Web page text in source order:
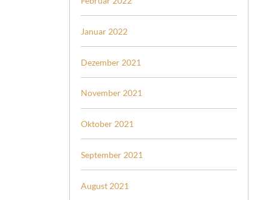
Januar 2022
Dezember 2021
November 2021
Oktober 2021
September 2021
August 2021